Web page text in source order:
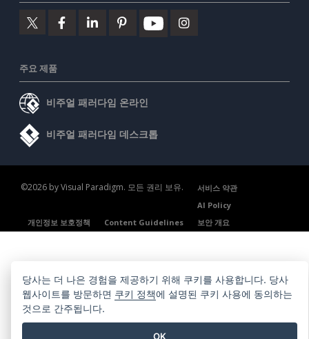
주요 제품
비주얼 패러다임 온라인
비주얼 패러다임 데스크톱
©2026 by Visual Paradigm. 모든 권리 보유.
서비스 약관
AI Policy
개인정보 보호정책
Content Guidelines 보안 개요
당사는 더 나은 경험을 제공하기 위해 쿠키를 사용합니다. 당사
웹사이트를 방문하면 쿠키 정책에 설명된 쿠키 사용에 동의하는
것으로 간주됩니다.
OK